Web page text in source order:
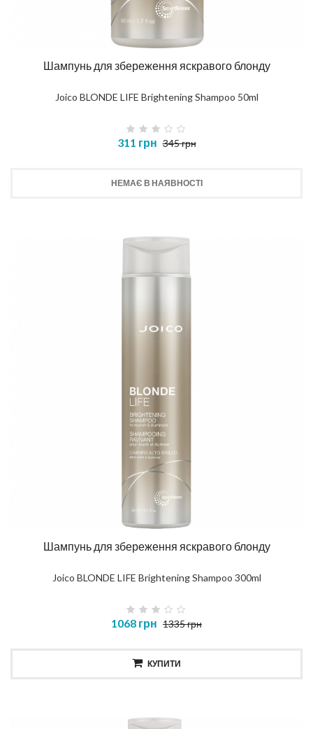
Шампунь для збереження яскравого блонду
Joico BLONDE LIFE Brightening Shampoo 50ml
311 грн 345 грн
НЕМАЄ В НАЯВНОСТІ
Шампунь для збереження яскравого блонду
Joico BLONDE LIFE Brightening Shampoo 300ml
1068 грн 1335 грн
КУПИТИ